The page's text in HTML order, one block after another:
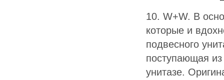
10. W+W. В
которые и
подвесного
поступающая из
унитазе.